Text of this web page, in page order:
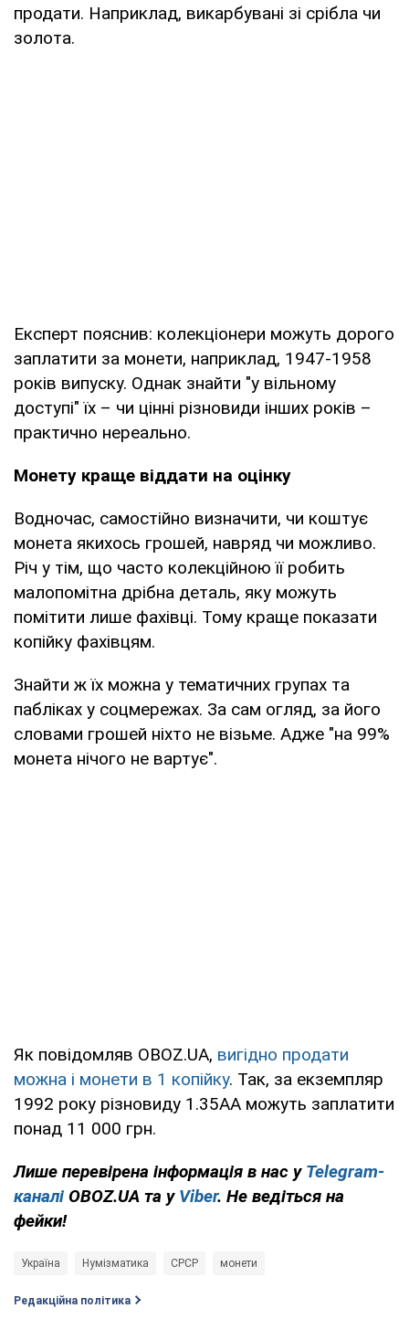
продати. Наприклад, викарбувані зі срібла чи
золота.
Експерт пояснив: колекціонери можуть дорого
заплатити за монети, наприклад, 1947-1958
років випуску. Однак знайти "у вільному
доступі" їх – чи цінні різновиди інших років –
практично нереально.
Монету краще віддати на оцінку
Водночас, самостійно визначити, чи коштує
монета якихось грошей, навряд чи можливо.
Річ у тім, що часто колекційною її робить
малопомітна дрібна деталь, яку можуть
помітити лише фахівці. Тому краще показати
копійку фахівцям.
Знайти ж їх можна у тематичних групах та
пабліках у соцмережах. За сам огляд, за його
словами грошей ніхто не візьме. Адже "на 99%
монета нічого не вартує".
Як повідомляв OBOZ.UA, вигідно продати
можна і монети в 1 копійку. Так, за екземпляр
1992 року різновиду 1.35АА можуть заплатити
понад 11 000 грн.
Лише перевірена інформація в нас у Telegram-
каналі OBOZ.UA та у Viber. Не ведіться на
фейки!
Україна Нумізматика СРСР монети
Редакційна політика